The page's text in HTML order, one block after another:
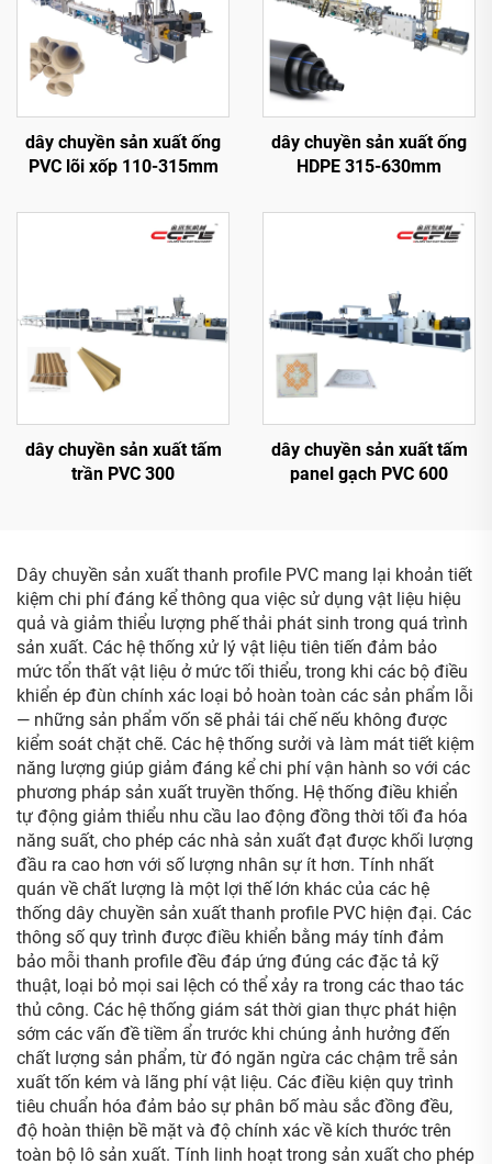
dây chuyền sản xuất ống
PVC lõi xốp 110-315mm
dây chuyền sản xuất ống
HDPE 315-630mm
dây chuyền sản xuất tấm
trần PVC 300
dây chuyền sản xuất tấm
panel gạch PVC 600
Dây chuyền sản xuất thanh profile PVC mang lại khoản tiết
kiệm chi phí đáng kể thông qua việc sử dụng vật liệu hiệu
quả và giảm thiểu lượng phế thải phát sinh trong quá trình
sản xuất. Các hệ thống xử lý vật liệu tiên tiến đảm bảo
mức tổn thất vật liệu ở mức tối thiểu, trong khi các bộ điều
khiển ép đùn chính xác loại bỏ hoàn toàn các sản phẩm lỗi
— những sản phẩm vốn sẽ phải tái chế nếu không được
kiểm soát chặt chẽ. Các hệ thống sưởi và làm mát tiết kiệm
năng lượng giúp giảm đáng kể chi phí vận hành so với các
phương pháp sản xuất truyền thống. Hệ thống điều khiển
tự động giảm thiểu nhu cầu lao động đồng thời tối đa hóa
năng suất, cho phép các nhà sản xuất đạt được khối lượng
đầu ra cao hơn với số lượng nhân sự ít hơn. Tính nhất
quán về chất lượng là một lợi thế lớn khác của các hệ
thống dây chuyền sản xuất thanh profile PVC hiện đại. Các
thông số quy trình được điều khiển bằng máy tính đảm
bảo mỗi thanh profile đều đáp ứng đúng các đặc tả kỹ
thuật, loại bỏ mọi sai lệch có thể xảy ra trong các thao tác
thủ công. Các hệ thống giám sát thời gian thực phát hiện
sớm các vấn đề tiềm ẩn trước khi chúng ảnh hưởng đến
chất lượng sản phẩm, từ đó ngăn ngừa các chậm trễ sản
xuất tốn kém và lãng phí vật liệu. Các điều kiện quy trình
tiêu chuẩn hóa đảm bảo sự phân bố màu sắc đồng đều,
độ hoàn thiện bề mặt và độ chính xác về kích thước trên
toàn bộ lô sản xuất. Tính linh hoạt trong sản xuất cho phép